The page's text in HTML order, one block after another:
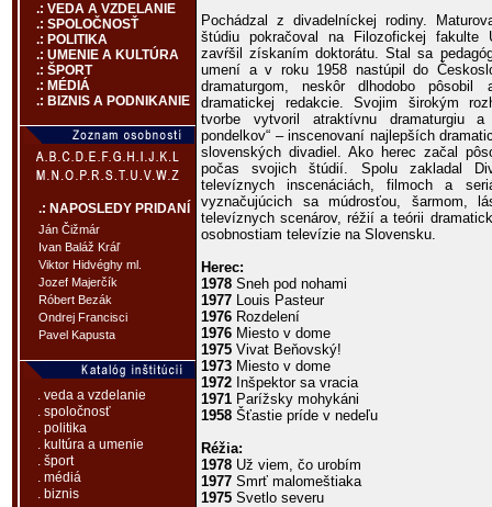
.: VEDA A VZDELANIE
.: SPOLOČNOSŤ
.: POLITIKA
.: UMENIE A KULTÚRA
.: ŠPORT
.: MÉDIÁ
.: BIZNIS A PODNIKANIE
.: NAPOSLEDY PRIDANÍ
Ján Čižmár
Ivan Baláž Kráľ
Viktor Hidvéghy ml.
Jozef Majerčík
Róbert Bezák
Ondrej Francisci
Pavel Kapusta
. veda a vzdelanie
. spoločnosť
. politika
. kultúra a umenie
. šport
. médiá
. biznis
Pochádzal z divadelníckej rodiny.
štúdiu pokračoval na Filozofickej fakulte
zavŕšil získaním doktorátu. Stal sa
umení a v roku 1958 nastúpil do
dramaturgom, neskôr dlhodobo pôsobil
dramatickej redakcie. Svojim širokým
tvorbe vytvoril atraktívnu dramaturgiu
pondelkov“ – inscenovaní najlepších
slovenských divadiel. Ako herec začal
počas svojich štúdií. Spolu zakladal
televíznych inscenáciách, filmoch a
vyznačujúcich sa múdrosťou, šarmom,
televíznych scenárov, réžií a teórii
osobnostiam televízie na Slovensku.
Herec:
1978 Sneh pod nohami
1977 Louis Pasteur
1976 Rozdelení
1976 Miesto v dome
1975 Vivat Beňovský!
1973 Miesto v dome
1972 Inšpektor sa vracia
1971 Parížsky mohykáni
1958 Šťastie príde v nedeľu
Réžia:
1978 Už viem, čo urobím
1977 Smrť malomeštiaka
1975 Svetlo severu